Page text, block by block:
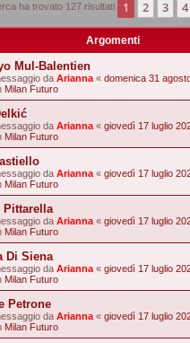
ha trovato 127 risultati 1 2 3 4
Argomenti
Mul-Balentien
da Arianna « domenica 31
Milan Futuro
da Arianna « giovedì 17 luglio
Milan Futuro
da Arianna « giovedì 17 luglio
Milan Futuro
Pittarella
da Arianna « giovedì 17 luglio
Milan Futuro
Di Siena
da Arianna « giovedì 17 luglio
Milan Futuro
Petrone
da Arianna « giovedì 17 luglio
Milan Futuro